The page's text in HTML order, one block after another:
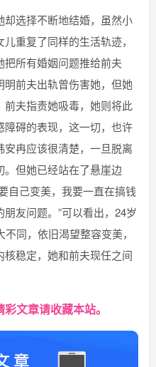
选择不断地结婚，虽然小
重复了同样的生活轨迹，
所有婚姻问题推给前夫
前夫出轨曾伤害她，但她
夫指责她吸毒，她则将此
碍的表现，这一切，也许
冉应该很清楚，一旦脱离
但她已经站在了悬崖边
自己变美，我要一直在搞钱
友问题。”可以看出，24岁
同，依旧渴望整容变美，
稳定，她和前夫现任之间
文章请收藏本站。